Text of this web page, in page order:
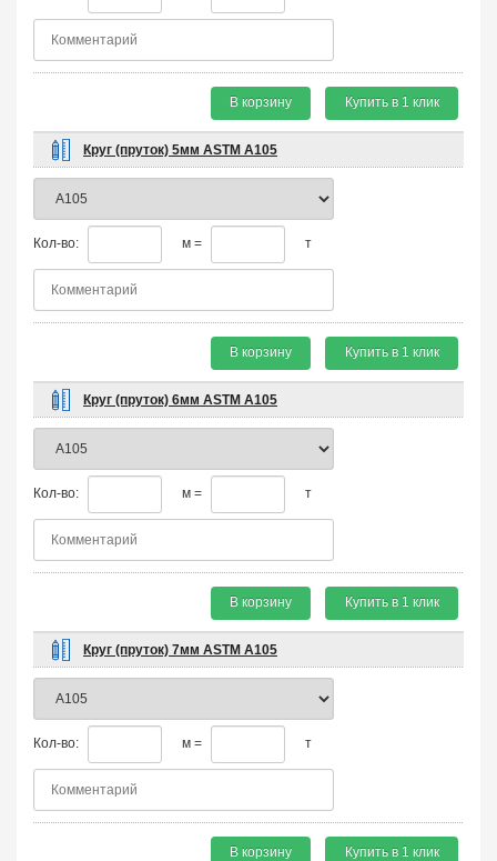
В корзину Купить в 1 клик
Круг (пруток) 5мм ASTM A105
Кол-во: м = т
В корзину Купить в 1 клик
Круг (пруток) 6мм ASTM A105
Кол-во: м = т
В корзину Купить в 1 клик
Круг (пруток) 7мм ASTM A105
Кол-во: м = т
В корзину Купить в 1 клик